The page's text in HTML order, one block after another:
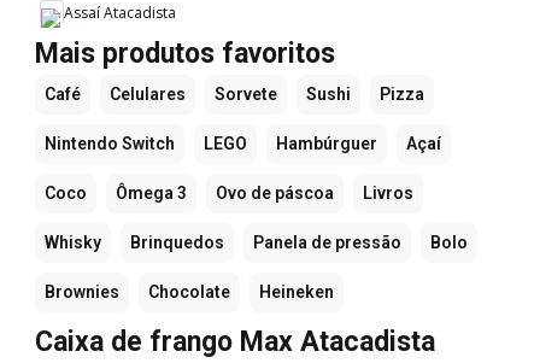
Assaí Atacadista
Mais produtos favoritos
Café Celulares Sorvete Sushi Pizza
Nintendo Switch LEGO Hambúrguer Açaí
Coco Ômega 3 Ovo de páscoa Livros
Whisky Brinquedos Panela de pressão Bolo
Brownies Chocolate Heineken
Caixa de frango Max Atacadista